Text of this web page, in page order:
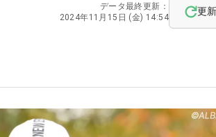
データ最終更新：
2024年11月15日 (金) 14:54
更